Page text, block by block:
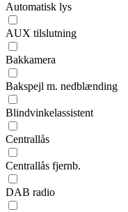
Automatisk lys
AUX tilslutning
Bakkamera
Bakspejl m. nedblænding
Blindvinkelassistent
Centrallås
Centrallås fjernb.
DAB radio